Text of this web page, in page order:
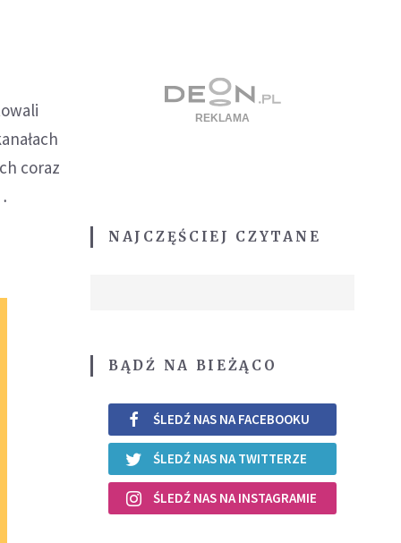
coraz
NAJCZĘŚCIEJ CZYTANE
BĄDŹ NA BIEŻĄCO
ŚLEDŹ NAS NA FACEBOOKU
ŚLEDŹ NAS NA TWITTERZE
ŚLEDŹ NAS NA INSTAGRAMIE